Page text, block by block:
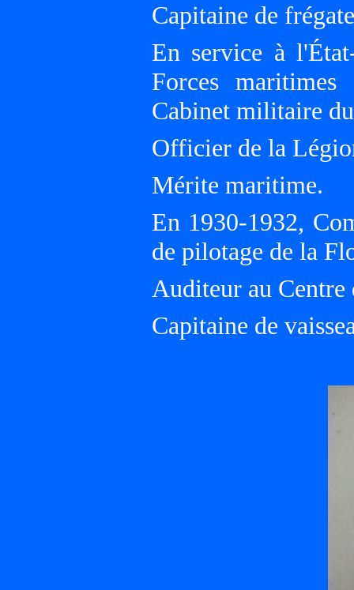
Capitaine de
En service à
Forces
Cabinet militaire
Officier de la
Mérite maritime.
En 1930-1932,
de pilotage de la
Auditeur au Centre
Capitaine de